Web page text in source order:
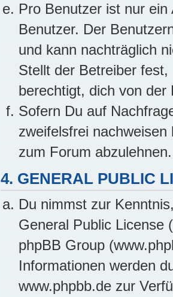
Pro Benutzer ist nur
Benutzer. Der
und kann nachträglich
Stellt der Betreiber
berechtigt, dich von
Sofern Du auf
zweifelsfrei
zum Forum abzulehnen.
4. GENERAL PUBLIC
Du nimmst zur
General Public License
phpBB Group
Informationen werden
www.phpbb.de zur